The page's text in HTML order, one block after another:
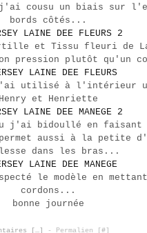
j'ai cousu un biais sur
bords côtés...
et Tissu fleuri de
pression plutôt qu'un
j'ai utilisé à l'intérieur un
Henry et Henriette
j'ai bidoullé en
aussi à la petite
dans les bras...
le modèle en
cordons...
bonne journée
[…] - Permalien [#]